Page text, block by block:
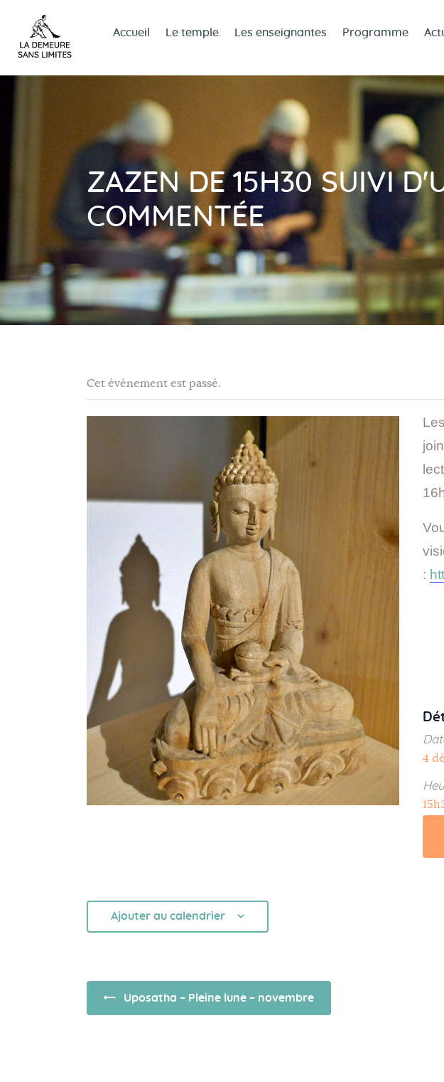
Accueil Le temple Les enseignantes Programme
ZAZEN DE 15H30 SUIVI
COMMENTÉE
Les
Les
Jôshin
infos
Liens &
Cet évènement est passé.
:
4
Ajouter au calendrier
Uposatha – Pleine lune – novembre